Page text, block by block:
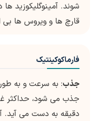
شوند. آمینوگلیکوزید ها
قارچ ها و ویروس ها بی
فارماکوکینتیک
جذب: به سرعت و به
دقیقه به دست می آید.